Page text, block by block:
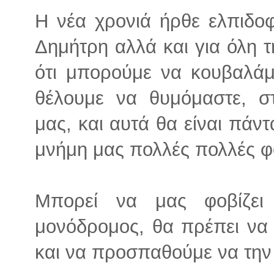
Η νέα χρονιά ήρθε
Δημήτρη αλλά και για όλη
ότι μπορούμε να
θέλουμε να θυμόμαστε,
μας, και αυτά θα είναι
μνήμη μας πολλές πολλές
Μπορεί να μας
μονόδρομος, θα πρέπει να
και να προσπαθούμε να την